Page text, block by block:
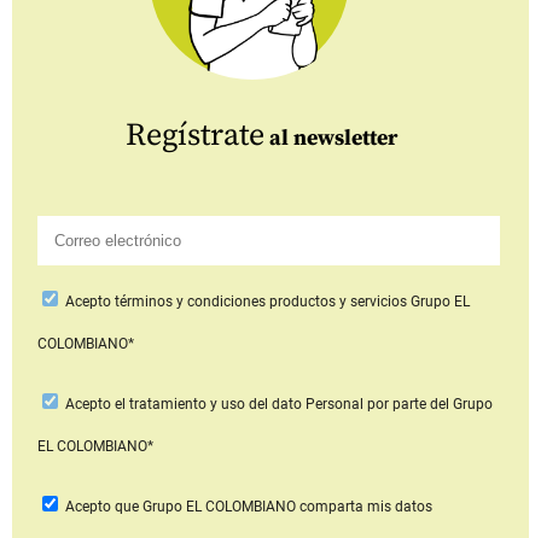
Regístrate al newsletter
Aceptotérminos y condiciones productos y serviciosGrupo EL
COLOMBIANO*
Acepto el tratamiento y uso del dato Personal por parte del Grupo
EL COLOMBIANO*
Acepto que Grupo EL COLOMBIANOcomparta mis datos